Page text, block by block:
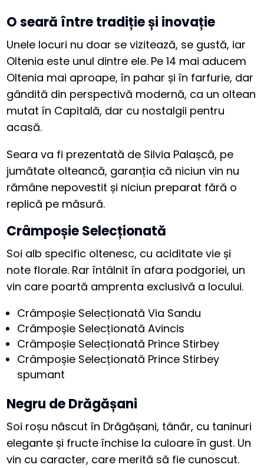
O seară între tradiție și inovație
Unele locuri nu doar se vizitează, se gustă, iar
Oltenia este unul dintre ele. Pe 14 mai aducem
Oltenia mai aproape, în pahar și în farfurie, dar
gândită din perspectivă modernă, ca un oltean
mutat în Capitală, dar cu nostalgii pentru
acasă.
Seara va fi prezentată de Silvia Palașcă, pe
jumătate olteancă, garanția că niciun vin nu
rămâne nepovestit și niciun preparat fără o
replică pe măsură.
Crâmpoșie Selecționată
Soi alb specific oltenesc, cu aciditate vie și
note florale. Rar întâlnit în afara podgoriei, un
vin care poartă amprenta exclusivă a locului.
Crâmpoșie Selecționată Via Sandu
Crâmpoșie Selecționată Avincis
Crâmpoșie Selecționată Prince Stirbey
Crâmpoșie Selecționată Prince Stirbey
spumant
Negru de Drăgășani
Soi roșu născut în Drăgășani, tânăr, cu taninuri
elegante și fructe închise la culoare în gust. Un
vin cu caracter, care merită să fie cunoscut.